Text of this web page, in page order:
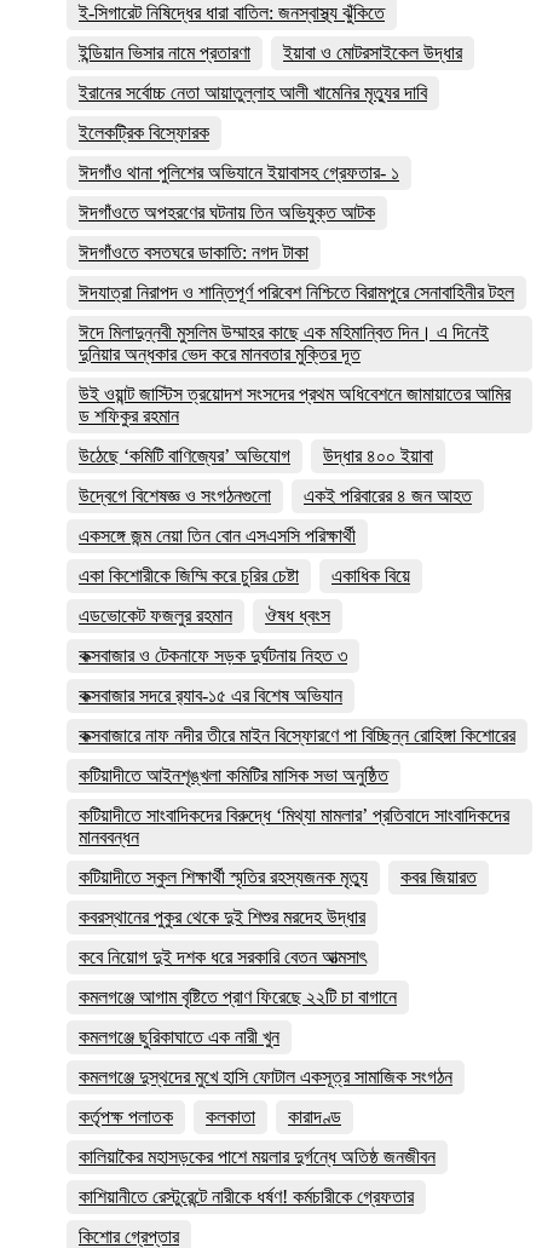
ই-সিগারেট নিষিদ্ধের ধারা বাতিল: জনস্বাস্থ্য ঝুঁকিতে
ইন্ডিয়ান ভিসার নামে প্রতারণা
ইয়াবা ও মোটরসাইকেল উদ্ধার
ইরানের সর্বোচ্চ নেতা আয়াতুল্লাহ আলী খামেনির মৃত্যুর দাবি
ইলেকট্রিক বিস্ফোরক
ঈদগাঁও থানা পুলিশের অভিযানে ইয়াবাসহ গ্রেফতার- ১
ঈদগাঁওতে অপহরণের ঘটনায় তিন অভিযুক্ত আটক
ঈদগাঁওতে বসতঘরে ডাকাতি: নগদ টাকা
ঈদযাত্রা নিরাপদ ও শান্তিপূর্ণ পরিবেশ নিশ্চিতে বিরামপুরে সেনাবাহিনীর টহল
ঈদে মিলাদুন্নবী মুসলিম উম্মাহর কাছে এক মহিমান্বিত দিন। এ দিনেই
দুনিয়ার অন্ধকার ভেদ করে মানবতার মুক্তির দূত
উই ওয়ান্ট জাস্টিস ত্রয়োদশ সংসদের প্রথম অধিবেশনে জামায়াতের আমির
ড শফিকুর রহমান
উঠেছে ‘কমিটি বাণিজ্যের’ অভিযোগ
উদ্ধার ৪০০ ইয়াবা
উদ্বেগে বিশেষজ্ঞ ও সংগঠনগুলো
একই পরিবারের ৪ জন আহত
একসঙ্গে জন্ম নেয়া তিন বোন এসএসসি পরিক্ষার্থী
একা কিশোরীকে জিম্মি করে চুরির চেষ্টা
একাধিক বিয়ে
এডভোকেট ফজলুর রহমান
ঔষধ ধ্বংস
কক্সবাজার ও টেকনাফে সড়ক দুর্ঘটনায় নিহত ৩
কক্সবাজার সদরে র‍্যাব-১৫ এর বিশেষ অভিযান
কক্সবাজারে নাফ নদীর তীরে মাইন বিস্ফোরণে পা বিচ্ছিন্ন রোহিঙ্গা কিশোরের
কটিয়াদীতে আইনশৃঙ্খলা কমিটির মাসিক সভা অনুষ্ঠিত
কটিয়াদীতে সাংবাদিকদের বিরুদ্ধে ‘মিথ্যা মামলার’ প্রতিবাদে সাংবাদিকদের
মানববন্ধন
কটিয়াদীতে স্কুল শিক্ষার্থী স্মৃতির রহস্যজনক মৃত্যু
কবর জিয়ারত
কবরস্থানের পুকুর থেকে দুই শিশুর মরদেহ উদ্ধার
কবে নিয়োগ দুই দশক ধরে সরকারি বেতন আত্মসাৎ
কমলগঞ্জে আগাম বৃষ্টিতে প্রাণ ফিরেছে ২২টি চা বাগানে
কমলগঞ্জে ছুরিকাঘাতে এক নারী খুন
কমলগঞ্জে দুস্থদের মুখে হাসি ফোটাল একসূত্র সামাজিক সংগঠন
কর্তৃপক্ষ পলাতক
কলকাতা
কারাদণ্ড
কালিয়াকৈর মহাসড়কের পাশে ময়লার দুর্গন্ধে অতিষ্ঠ জনজীবন
কাশিয়ানীতে রেস্টুরেন্টে নারীকে ধর্ষণ! কর্মচারীকে গ্রেফতার
কিশোর গ্রেপ্তার